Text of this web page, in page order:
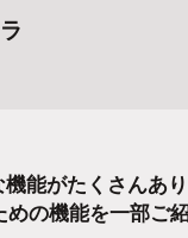
能がたくさんあ
の機能を一部ご